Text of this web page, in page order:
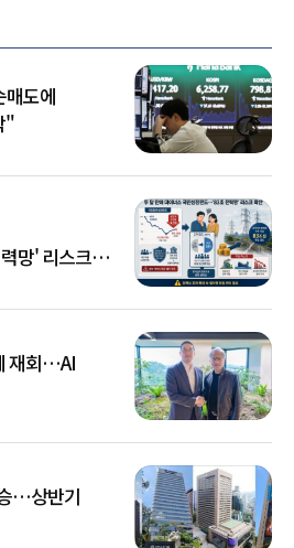
매도에
"
망' 리스크
재회…AI
…상반기